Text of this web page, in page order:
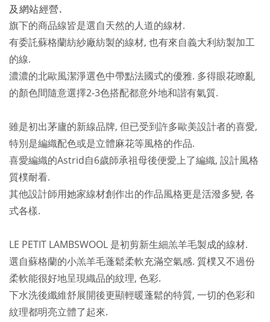
及網站經營.
旗下的商品線皆是選自天然的人道的線材.
有委託蘇格蘭紡紗廠紡製的線材, 也有來自義大利紡製加工
的線.
濃濃的北歐風潔淨選色中帶點法國式的優雅. 多得眼花瞭亂
的顏色間隨意選擇2-3色搭配都意外地和諧有氣質.
雖是初出茅廬的新線品牌, 但已受到許多歐美設計者的喜愛,
特別是編織配色或是立體麻花等風格的作品.
喜愛編織的Astrid自6歲師承祖母後便愛上了編織, 設計風格
質樸耐看.
其他設計師用她家線材創作出的作品風格更是活潑多變, 各
式各樣.
LE PETIT LAMBSWOOL 是初剪新生細羔羊毛製成的線材.
選自蘇格蘭的小羔羊毛蓬鬆柔軟充滿空氣感. 質樸又不過份
柔軟能很好地呈現織品的紋理, 色彩.
下水洗後纖維舒展開後更顯輕暖蓬鬆的特質, 一切的色彩和
紋理都明亮立體了起來.